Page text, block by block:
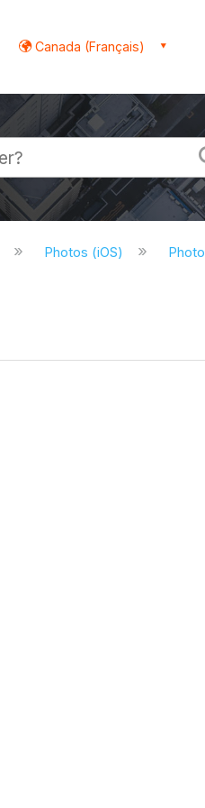
Canada (Français)
Photos (iOS)